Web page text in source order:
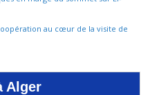
au cœur de la visite de
Alger